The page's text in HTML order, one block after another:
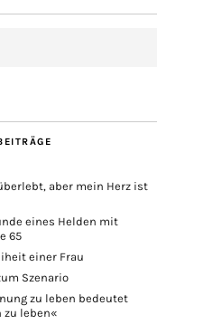
aber mein Herz ist
eines Helden mit
65
einer Frau
Szenario
zu leben bedeutet
zu leben«